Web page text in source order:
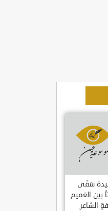
سَقَى
بين الغميم
الشاعر